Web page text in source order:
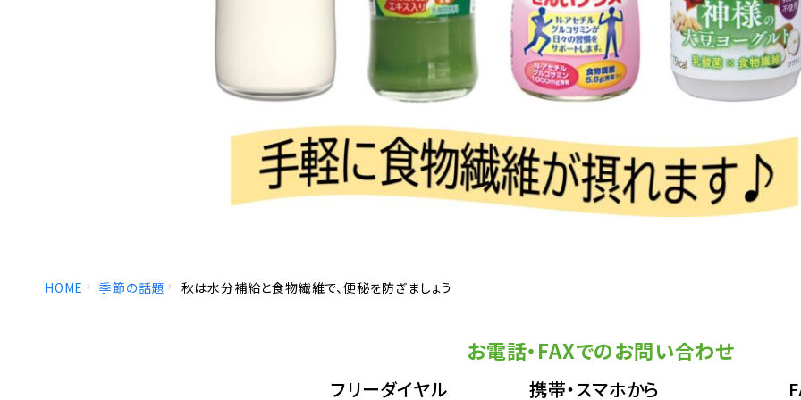
HOME 季節の話題 秋は水分補給と食物繊維で、便秘を防ぎましょう
お電話・FAXでのお問い合わせ
フリーダイヤル 携帯・スマホから